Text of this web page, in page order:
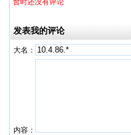
暂时还没有评论
发表我的评论
大名：
内容：